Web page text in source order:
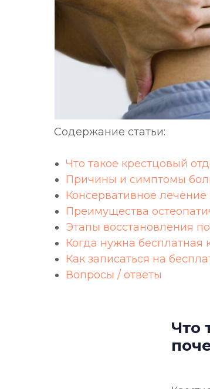
Содержание статьи:
Что такое крестцовый
Причины и симптомы
Консервативное лечение
Преимущества
Этапы восстановления
Когда нужна бесплатная
Как записаться на
Вопросы / ответы
Что